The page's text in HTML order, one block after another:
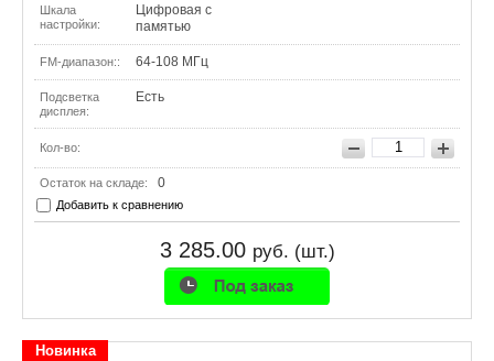
Шкала
настройки:
Цифровая с
памятью
FM-диапазон:: 64-108 МГц
Подсветка
дисплея:
Есть
Кол-во:
Остаток на складе: 0
Добавить к сравнению
3 285.00 руб. (шт.)
Новинка